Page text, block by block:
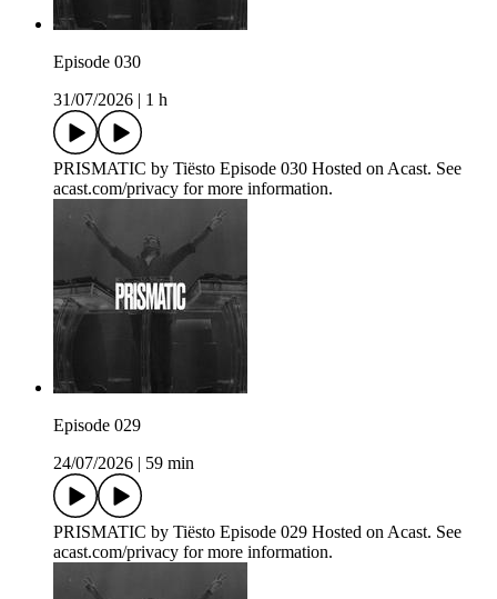
Episode 030
31/07/2026 | 1 h
PRISMATIC by Tiësto Episode 030 Hosted on Acast. See
acast.com/privacy for more information.
Episode 029
24/07/2026 | 59 min
PRISMATIC by Tiësto Episode 029 Hosted on Acast. See
acast.com/privacy for more information.